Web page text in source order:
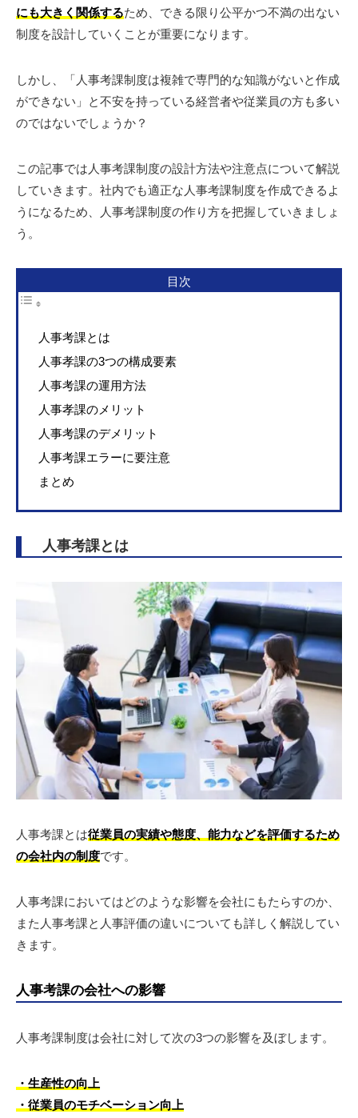
にも大きく関係するため、できる限り公平かつ不満の出ない
制度を設計していくことが重要になります。
しかし、「人事考課制度は複雑で専門的な知識がないと作成
ができない」と不安を持っている経営者や従業員の方も多い
のではないでしょうか？
この記事では人事考課制度の設計方法や注意点について解説
していきます。社内でも適正な人事考課制度を作成できるよ
うになるため、人事考課制度の作り方を把握していきましょ
う。
目次
人事考課とは
人事孝課の3つの構成要素
人事考課の運用方法
人事孝課のメリット
人事考課のデメリット
人事考課エラーに要注意
まとめ
人事考課とは
人事考課とは従業員の実績や態度、能力などを評価するため
の会社内の制度です。
人事考課においてはどのような影響を会社にもたらすのか、
また人事考課と人事評価の違いについても詳しく解説してい
きます。
人事考課の会社への影響
人事考課制度は会社に対して次の3つの影響を及ぼします。
・生産性の向上
・従業員のモチベーション向上